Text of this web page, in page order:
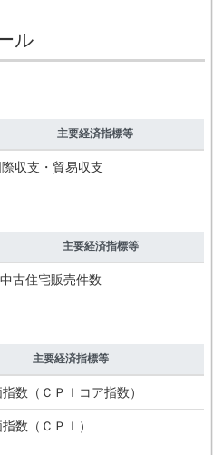
ル
主要経済指標等
際収支・貿易収支
主要経済指標等
中古住宅販売件数
主要経済指標等
数（ＣＰＩコア指数）
数（ＣＰＩ）